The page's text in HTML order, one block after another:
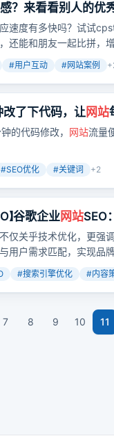
？来看看别人的优
速度有多快吗？试试
还能和朋友一起比拼，
#用户互动 #网站案例 +
了下代码，让网站
的代码修改， 网站流量
#SEO优化 #关键词 +2
】谷歌企业网站SEO
仅关乎技术优化，更强
用户需求匹配，实现品
#搜索引擎优化 #内容
7 8 9 10 11